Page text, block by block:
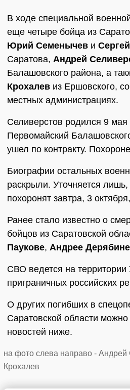
В ходе специальной
еще четыре бойца из
Юрий Семенычев и
Саратова, Андрей
Балашовского района, а
Крохалев из Ершовского,
местных администрациях.
Селиверстов родился 9 мая
Первомайский
ушел по контракту.
Биографии остальных
раскрыли. Уточняется
похоронят завтра, 3
Ранее стало известно о
бойцов из Саратовской
Паукове, Андрее Дерябине
СВО ведется на территории
приграничных российских
О других погибших в
Саратовской области можно
новостей ниже.
на фото слева направо -
Крохалев